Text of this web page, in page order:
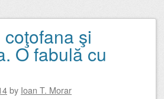
şi
O fabulă cu
by Ioan T. Morar